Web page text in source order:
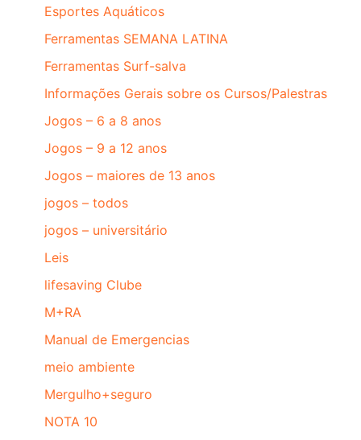
Esportes Aquáticos
Ferramentas SEMANA LATINA
Ferramentas Surf-salva
Informações Gerais sobre os Cursos/Palestras
Jogos – 6 a 8 anos
Jogos – 9 a 12 anos
Jogos – maiores de 13 anos
jogos – todos
jogos – universitário
Leis
lifesaving Clube
M+RA
Manual de Emergencias
meio ambiente
Mergulho+seguro
NOTA 10